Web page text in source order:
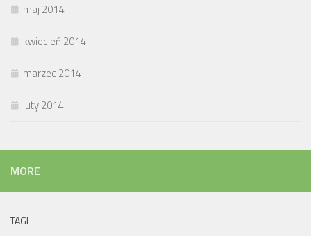
maj 2014
kwiecień 2014
marzec 2014
luty 2014
MORE
TAGI